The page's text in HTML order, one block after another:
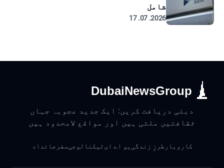
شامل
2026. 07. 17
DubaiNewsGroup
دبئی دریافت کریں: ایک جدید عجوبہ جہاں
ثقافتیں ملتی ہیں اور مواقع لامحدود ہیں
کاروبار طرزِ زندگی یو اے ایٹیکنالوجیسفر جائداد